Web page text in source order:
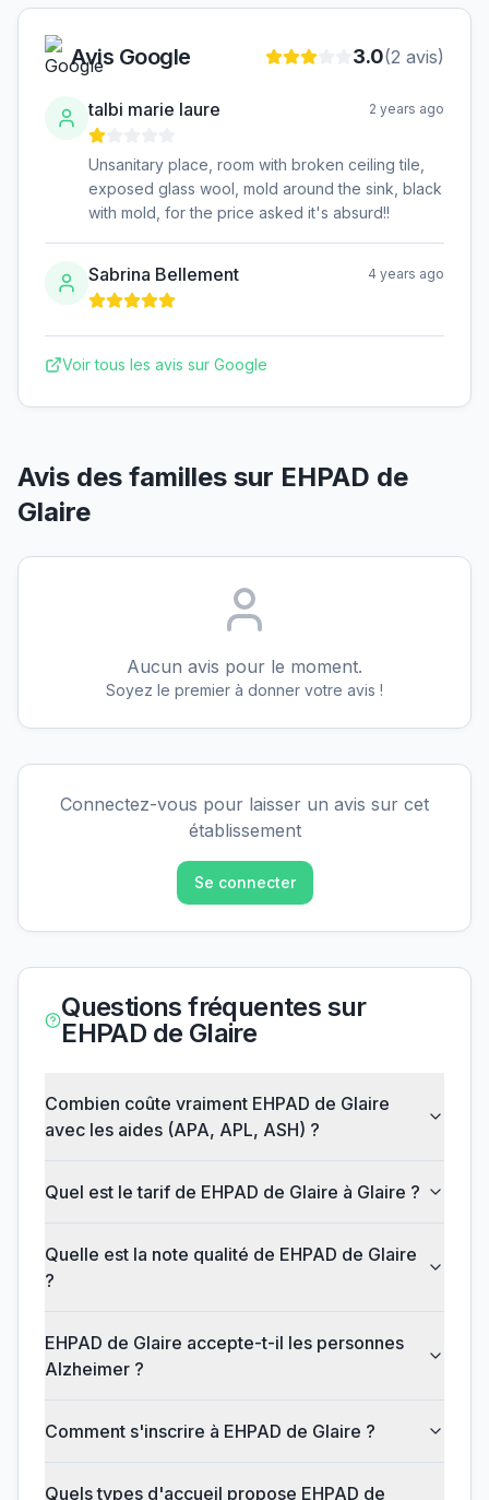
Avis Google 3.0(2 avis)
talbi marie laure 2 years ago
Unsanitary place, room with broken ceiling tile,
exposed glass wool, mold around the sink, black
with mold, for the price asked it's absurd!!
Sabrina Bellement 4 years ago
Voir tous les avis sur Google
Avis des familles sur EHPAD de
Glaire
Aucun avis pour le moment.
Soyez le premier à donner votre avis !
Connectez-vous pour laisser un avis sur cet
établissement
Se connecter
Questions fréquentes sur
EHPAD de Glaire
Combien coûte vraiment EHPAD de Glaire
avec les aides (APA, APL, ASH) ?
Quel est le tarif de EHPAD de Glaire à Glaire ?
Quelle est la note qualité de EHPAD de Glaire
?
EHPAD de Glaire accepte-t-il les personnes
Alzheimer ?
Comment s'inscrire à EHPAD de Glaire ?
Quels types d'accueil propose EHPAD de